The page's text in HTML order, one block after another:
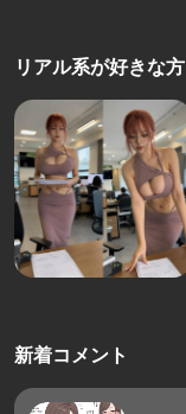
リアル系が好きな方
新着コメント